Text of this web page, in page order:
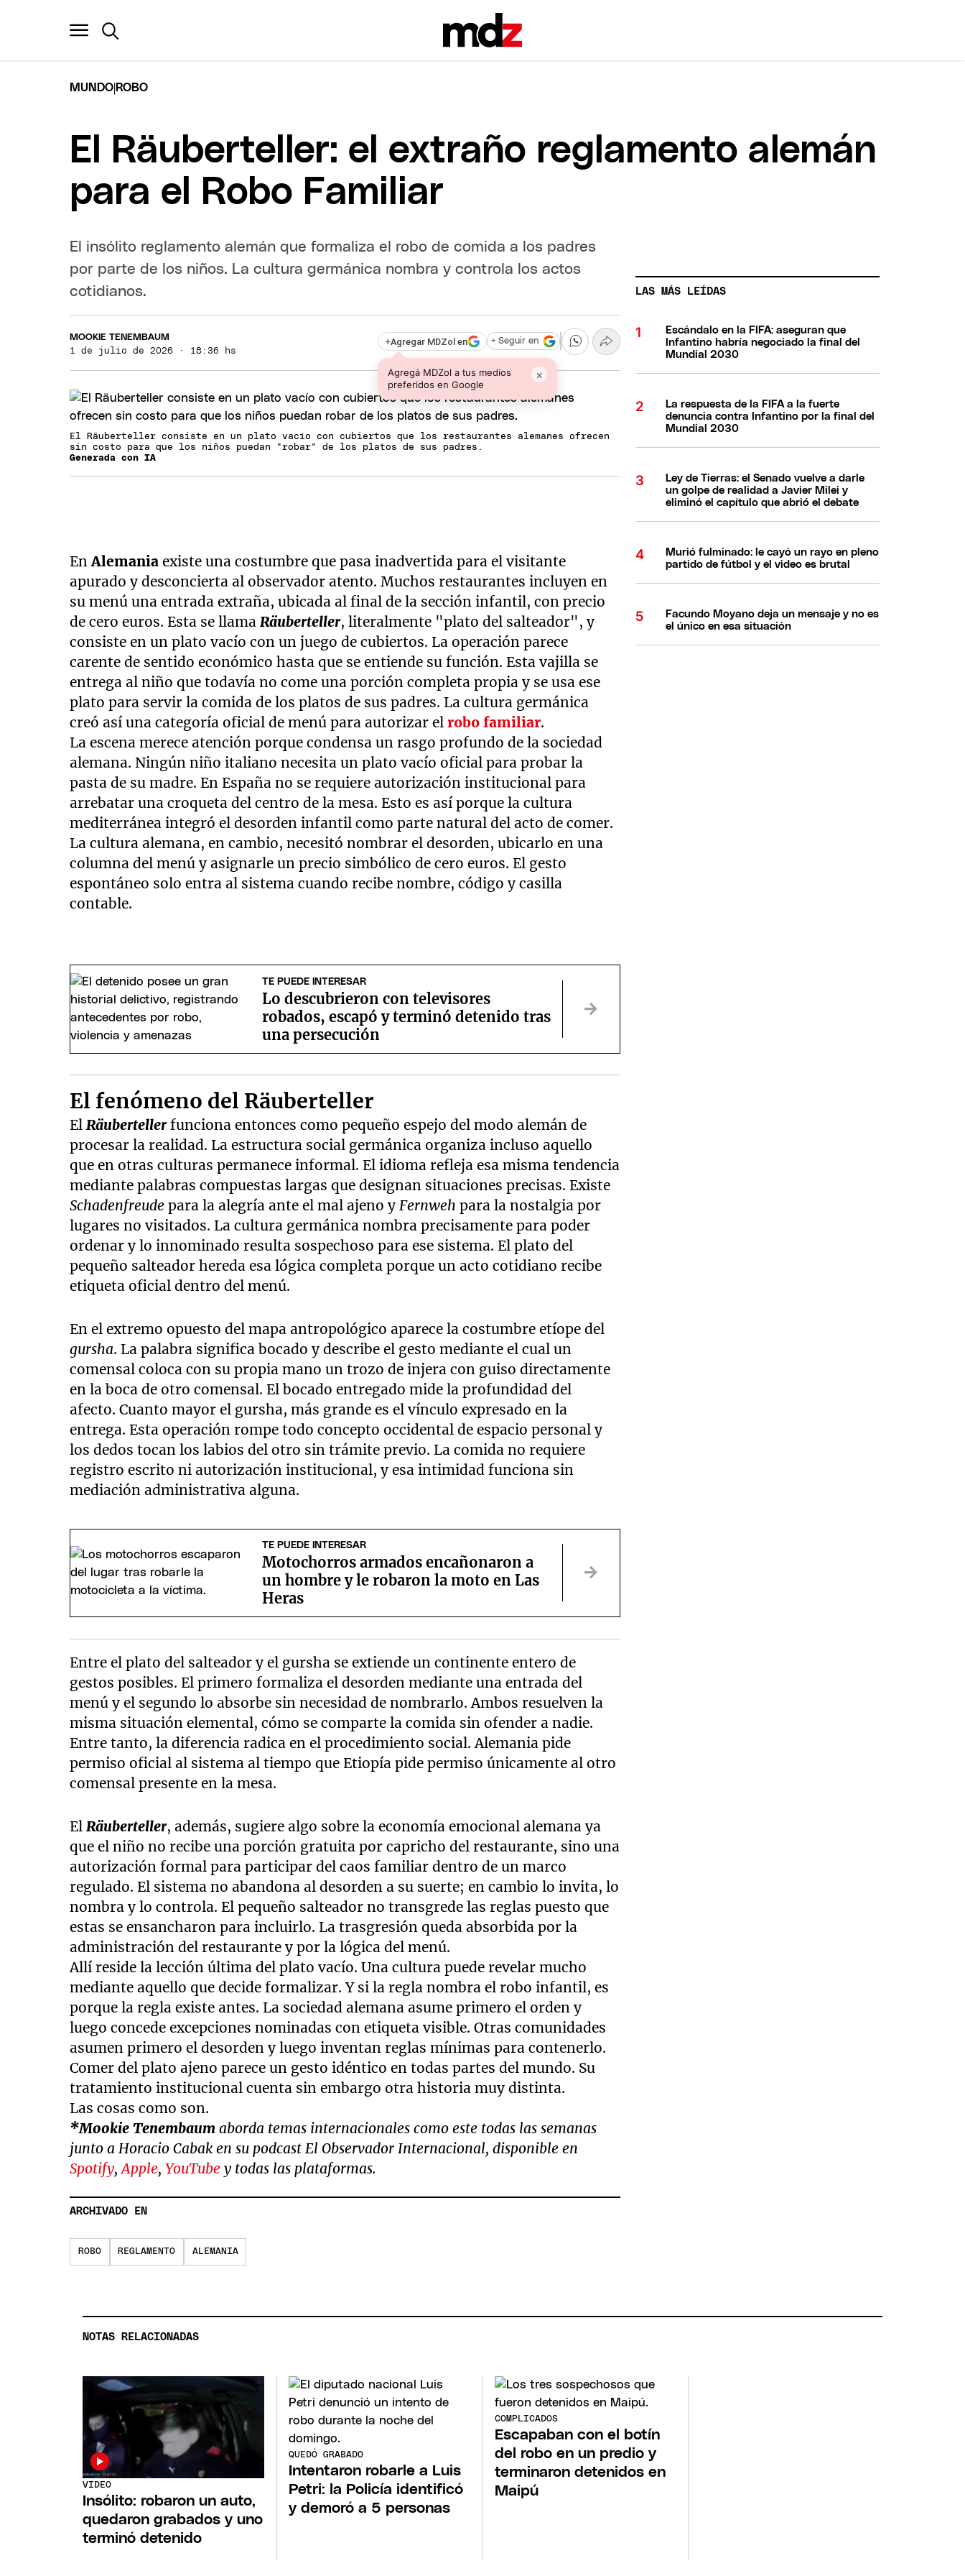
MUNDO ROBO
El Räuberteller: el extraño reglamento alemán
para el Robo Familiar
El insólito reglamento alemán que formaliza el robo de comida a los padres
por parte de los niños. La cultura germánica nombra y controla los actos
cotidianos.
MOOKIE TENEMBAUM
1 de julio de 2026 · 18:36 hs
+Agregar MDZol en
Agregá MDZol a tus medios
preferidos en Google
×
+ Seguir en
El Räuberteller consiste en un plato vacío con cubiertos que los restaurantes alemanes ofrecen
sin costo para que los niños puedan "robar" de los platos de sus padres.
Generada con IA
EnAlemaniaexiste una costumbre que pasa inadvertida para el visitante
apurado y desconcierta al observador atento. Muchos restaurantes incluyen en
su menú una entrada extraña, ubicada al final de la sección infantil, con precio
de cero euros. Esta se llamaRäuberteller, literalmente "plato del salteador", y
consiste en un plato vacío con un juego de cubiertos. La operación parece
carente de sentido económico hasta que se entiende su función. Esta vajilla se
entrega al niño que todavía no come una porción completa propia y se usa ese
plato para servir la comida de los platos de sus padres. La cultura germánica
creó así una categoría oficial de menú para autorizar elrobo familiar.
La escena merece atención porque condensa un rasgo profundo de la sociedad
alemana. Ningún niño italiano necesita un plato vacío oficial para probar la
pasta de su madre. En España no se requiere autorización institucional para
arrebatar una croqueta del centro de la mesa. Esto es así porque la cultura
mediterránea integró el desorden infantil como parte natural del acto de comer.
La cultura alemana, en cambio, necesitó nombrar el desorden, ubicarlo en una
columna del menú y asignarle un precio simbólico de cero euros. El gesto
espontáneo solo entra al sistema cuando recibe nombre, código y casilla
contable.
TE PUEDE INTERESAR
Lo descubrieron con televisores
robados, escapó y terminó detenido tras
una persecución
El fenómeno del Räuberteller
ElRäubertellerfunciona entonces como pequeño espejo del modo alemán de
procesar la realidad. La estructura social germánica organiza incluso aquello
que en otras culturas permanece informal. El idioma refleja esa misma tendencia
mediante palabras compuestas largas que designan situaciones precisas. Existe
Schadenfreude para la alegría ante el mal ajeno yFernweh para la nostalgia por
lugares no visitados. La cultura germánica nombra precisamente para poder
ordenar y lo innominado resulta sospechoso para ese sistema. El plato del
pequeño salteador hereda esa lógica completa porque un acto cotidiano recibe
etiqueta oficial dentro del menú.
En el extremo opuesto del mapa antropológico aparece la costumbre etíope del
gursha. La palabra significa bocado y describe el gesto mediante el cual un
comensal coloca con su propia mano un trozo de injera con guiso directamente
en la boca de otro comensal. El bocado entregado mide la profundidad del
afecto. Cuanto mayor el gursha, más grande es el vínculo expresado en la
entrega. Esta operación rompe todo concepto occidental de espacio personal y
los dedos tocan los labios del otro sin trámite previo. La comida no requiere
registro escrito ni autorización institucional, y esa intimidad funciona sin
mediación administrativa alguna.
TE PUEDE INTERESAR
Motochorros armados encañonaron a
un hombre y le robaron la moto en Las
Heras
Entre el plato del salteador y el gursha se extiende un continente entero de
gestos posibles. El primero formaliza el desorden mediante una entrada del
menú y el segundo lo absorbe sin necesidad de nombrarlo. Ambos resuelven la
misma situación elemental, cómo se comparte la comida sin ofender a nadie.
Entre tanto, la diferencia radica en el procedimiento social. Alemania pide
permiso oficial al sistema al tiempo que Etiopía pide permiso únicamente al otro
comensal presente en la mesa.
El Räuberteller, además, sugiere algo sobre la economía emocional alemana ya
que el niño no recibe una porción gratuita por capricho del restaurante, sino una
autorización formal para participar del caos familiar dentro de un marco
regulado. El sistema no abandona al desorden a su suerte; en cambio lo invita, lo
nombra y lo controla. El pequeño salteador no transgrede las reglas puesto que
estas se ensancharon para incluirlo. La trasgresión queda absorbida por la
administración del restaurante y por la lógica del menú.
Allí reside la lección última del plato vacío. Una cultura puede revelar mucho
mediante aquello que decide formalizar. Y si la regla nombra el robo infantil, es
porque la regla existe antes. La sociedad alemana asume primero el orden y
luego concede excepciones nominadas con etiqueta visible. Otras comunidades
asumen primero el desorden y luego inventan reglas mínimas para contenerlo.
Comer del plato ajeno parece un gesto idéntico en todas partes del mundo. Su
tratamiento institucional cuenta sin embargo otra historia muy distinta.
Las cosas como son.
*Mookie Tenembaum aborda temas internacionales como este todas las semanas
junto a Horacio Cabak en su podcast El Observador Internacional, disponible en
Spotify,Apple,YouTube y todas las plataformas.
ARCHIVADO EN
ROBO REGLAMENTO ALEMANIA
LAS MÁS LEÍDAS
Escándalo en la FIFA: aseguran que
Infantino habría negociado la final del
Mundial 2030
La respuesta de la FIFA a la fuerte
denuncia contra Infantino por la final del
Mundial 2030
Ley de Tierras: el Senado vuelve a darle
un golpe de realidad a Javier Milei y
eliminó el capítulo que abrió el debate
Murió fulminado: le cayó un rayo en pleno
partido de fútbol y el video es brutal
Facundo Moyano deja un mensaje y no es
el único en esa situación
NOTAS RELACIONADAS
VIDEO
Insólito: robaron un auto,
quedaron grabados y uno
terminó detenido
QUEDÓ GRABADO
Intentaron robarle a Luis
Petri: la Policía identificó
y demoró a 5 personas
COMPLICADOS
Escapaban con el botín
del robo en un predio y
terminaron detenidos en
Maipú